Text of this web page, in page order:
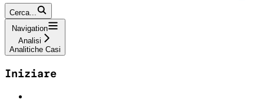
Cerca...
Navigation
Analisi
Analitiche Casi
Iniziare